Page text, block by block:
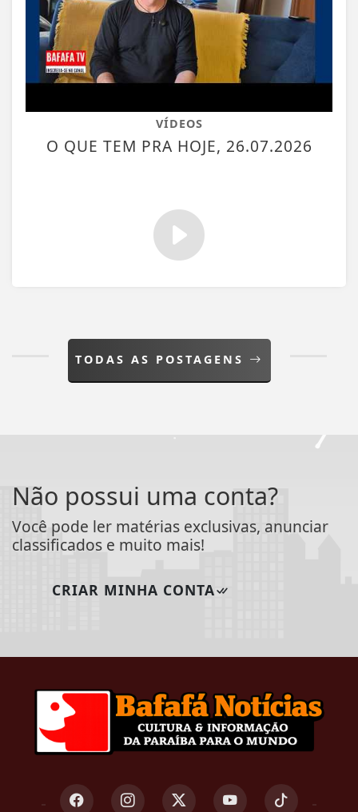
VÍDEOS
O QUE TEM PRA HOJE, 26.07.2026
TODAS AS POSTAGENS
Não possui uma conta?
Você pode ler matérias exclusivas, anunciar
classificados e muito mais!
CRIAR MINHA CONTA